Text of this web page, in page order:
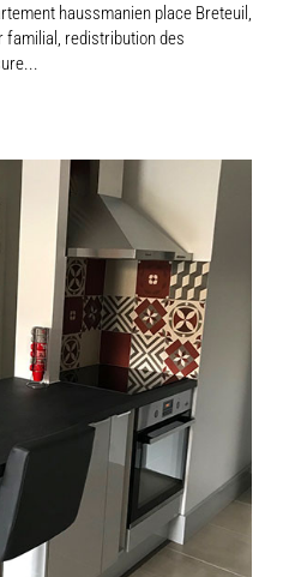
haussmanien place Breteuil,
familial, redistribution des